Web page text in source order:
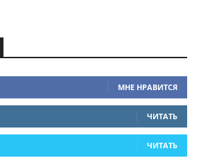
МНЕ НРАВИТСЯ
ЧИТАТЬ
ЧИТАТЬ